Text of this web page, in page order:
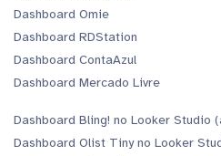
Dashboard Omie
Dashboard RDStation
Dashboard ContaAzul
Dashboard Mercado Livre
Dashboard Bling! no Looker Studio
Dashboard Olist Tiny no Looker